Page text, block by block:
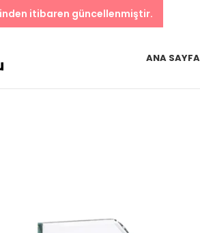
ANA SAYFA
itibaren güncellenmiştir.